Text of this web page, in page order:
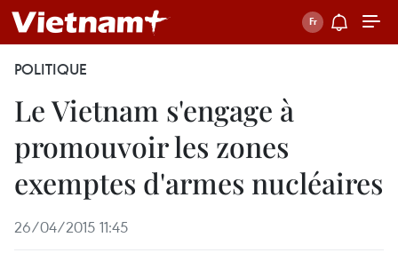
POLITIQUE
Le Vietnam s'engage à
promouvoir les zones
exemptes d'armes nucléaires
26/04/2015 11:45